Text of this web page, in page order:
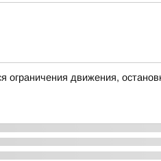
движения,